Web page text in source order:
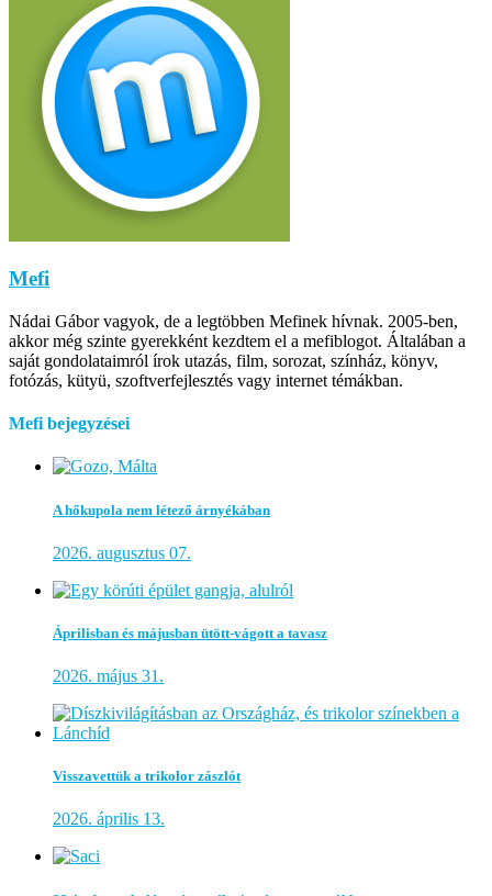
Mefi
Nádai Gábor vagyok, de a legtöbben Mefinek hívnak. 2005-ben,
akkor még szinte gyerekként kezdtem el a mefiblogot. Általában a
saját gondolataimról írok utazás, film, sorozat, színház, könyv,
fotózás, kütyü, szoftverfejlesztés vagy internet témákban.
Mefi bejegyzései
A hőkupola nem létező árnyékában
2026. augusztus 07.
Áprilisban és májusban ütött-vágott a tavasz
2026. május 31.
Visszavettük a trikolor zászlót
2026. április 13.